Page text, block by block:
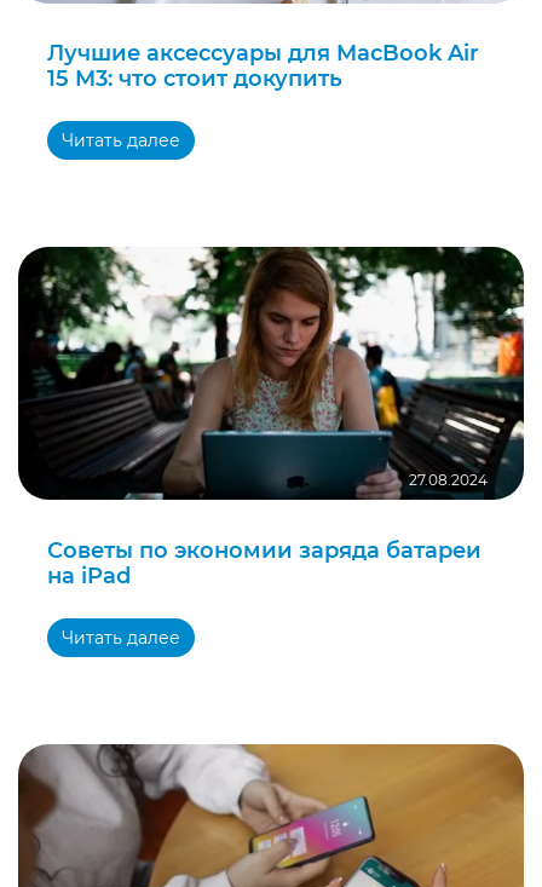
Лучшие аксессуары для MacBook Air
15 M3: что стоит докупить
Читать далее
27.08.2024
Советы по экономии заряда батареи
на iPad
Читать далее